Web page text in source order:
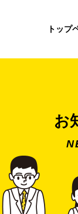
トップ
お